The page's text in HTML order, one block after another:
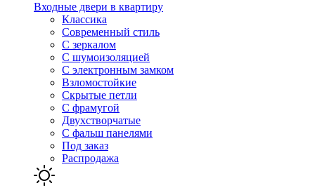
Входные двери в квартиру
Классика
Современный стиль
С зеркалом
С шумоизоляцией
С электронным замком
Взломостойкие
Скрытые петли
С фрамугой
Двухстворчатые
С фальш панелями
Под заказ
Распродажа